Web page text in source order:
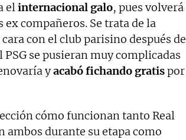
elinternacional galo, pues volverá
ex compañeros. Se trata de la
cara con el club parisino después de
se pusieran muy complicadas
yacabó fichando gratispor
cómo funcionan tanto Real
ambos durante su etapa como